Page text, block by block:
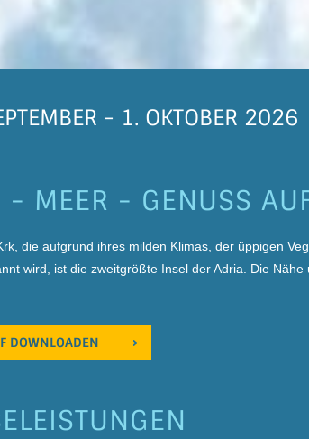
- 1. OKTOBER 2026
- MEER - GENUSS
die aufgrund ihres milden Klimas, der üppigen
wird, ist die zweitgrößte Insel der Adria. Die
DOWNLOADEN